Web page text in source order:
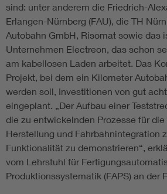
sind: unter anderem die Friedrich-
Erlangen-Nürnberg (FAU), die TH
Autobahn GmbH, Risomat sowie das
Unternehmen Electreon, das schon
am kabellosen Laden arbeitet. Das
Projekt, bei dem ein Kilometer
werden soll, Investitionen von gut
eingeplant. „Der Aufbau einer
die zu entwickelnden Prozesse für
Herstellung und Fahrbahnintegration
Funktionalität zu demonstrieren“,
vom Lehrstuhl für
Produktionssystematik (FAPS) an der